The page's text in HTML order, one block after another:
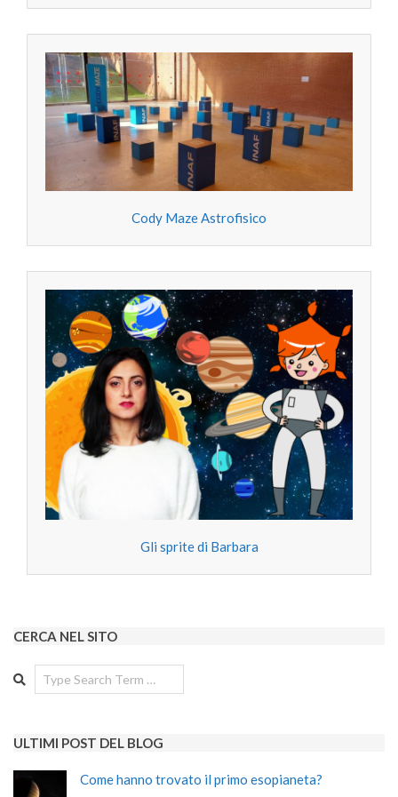
Cody Maze Astrofisico
Gli sprite di Barbara
CERCA NEL SITO
Search
ULTIMI POST DEL BLOG
Come hanno trovato il primo esopianeta?